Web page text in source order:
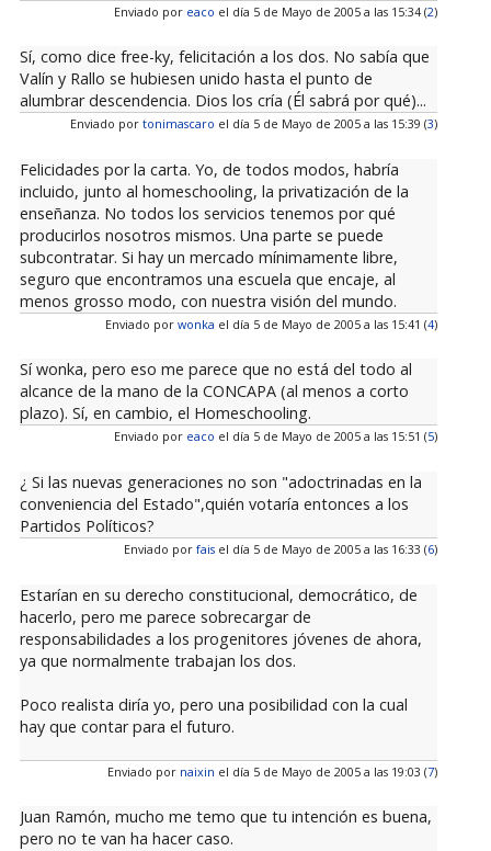
Enviado por eaco el día 5 de Mayo de 2005 a las 15:34 (2)
Sí, como dice free-ky, felicitación a los dos. No sabía que
Valín y Rallo se hubiesen unido hasta el punto de
alumbrar descendencia. Dios los cría (Él sabrá por qué)...
Enviado por tonimascaro el día 5 de Mayo de 2005 a las 15:39 (3)
Felicidades por la carta. Yo, de todos modos, habría
incluido, junto al homeschooling, la privatización de la
enseñanza. No todos los servicios tenemos por qué
producirlos nosotros mismos. Una parte se puede
subcontratar. Si hay un mercado mínimamente libre,
seguro que encontramos una escuela que encaje, al
menos grosso modo, con nuestra visión del mundo.
Enviado por wonka el día 5 de Mayo de 2005 a las 15:41 (4)
Sí wonka, pero eso me parece que no está del todo al
alcance de la mano de la CONCAPA (al menos a corto
plazo). Sí, en cambio, el Homeschooling.
Enviado por eaco el día 5 de Mayo de 2005 a las 15:51 (5)
¿ Si las nuevas generaciones no son "adoctrinadas en la
conveniencia del Estado",quién votaría entonces a los
Partidos Políticos?
Enviado por faisel día 5 de Mayo de 2005 a las 16:33 (6)
Estarían en su derecho constitucional, democrático, de
hacerlo, pero me parece sobrecargar de
responsabilidades a los progenitores jóvenes de ahora,
ya que normalmente trabajan los dos.
Poco realista diría yo, pero una posibilidad con la cual
hay que contar para el futuro.
Enviado por naixin el día 5 de Mayo de 2005 a las 19:03 (7)
Juan Ramón, mucho me temo que tu intención es buena,
pero no te van ha hacer caso.